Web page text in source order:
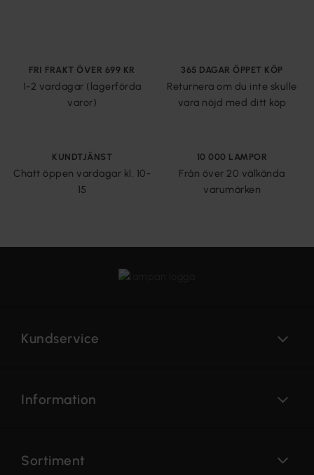
FRI FRAKT ÖVER 699 KR
1-2 vardagar (lagerförda
varor)
365 DAGAR ÖPPET KÖP
Returnera om du inte skulle
vara nöjd med ditt köp
KUNDTJÄNST
Chatt öppen vardagar kl. 10-
15
10 000 LAMPOR
Från över 20 välkända
varumärken
Kundservice
Information
Sortiment